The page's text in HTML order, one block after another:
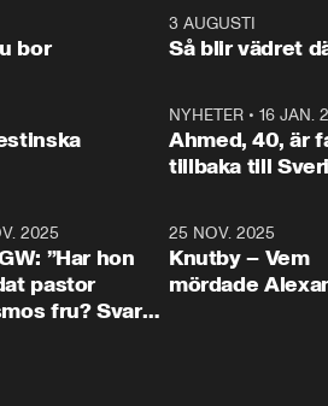
upp i val. Ska vi
så sitter vi förstås
kommentator My
Rohwedder ställer
utbildnings- och
Mohamsson till
bor
3 AUGUSTI
Så blir vädret
NYHETER• 16 JAN.
Ahmed, 40, är
tillbaka till
2025
”Har hon
pastor
fru? Svar
25 NOV. 2025
Knutby – Vem
mördade